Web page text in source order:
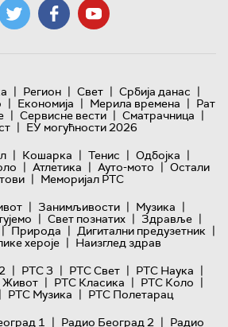
| Регион | Свет | Србија данас |
| Економија | Мерила времена | Рат
| Сервисне вести | Сматрачница |
| ЕУ могућности 2026
| Кошарка | Тенис | Одбојка |
| Атлетика | Ауто-мото | Остали
| Меморијал РТС
| Занимљивости | Музика |
| Свет познатих | Здравље |
| Природа | Дигитални предузетник |
хероје | Наизглед здрав
| РТС 3 | РТС Свет | РТС Наука |
Живот | РТС Класика | РТС Коло |
| РТС Музика | РТС Полетарац
1 | Радио Београд 2 | Радио